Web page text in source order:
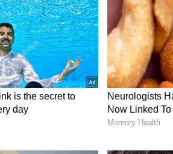
ಚಪಾತಿ
ಮುಚ್ಚಿದ್ರೆ ಬೆವರಿ
ಈ ಟಿಪ್ಸ್​ ಫಾಲೋ
ನೋಡಿ